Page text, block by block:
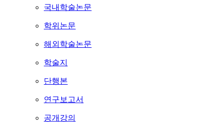
국내학술논문
학위논문
해외학술논문
학술지
단행본
연구보고서
공개강의